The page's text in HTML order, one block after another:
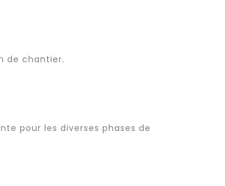
de chantier.
pour les diverses phases de